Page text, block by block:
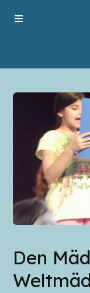
Programme
Über YCBS
Media Bridges
Den